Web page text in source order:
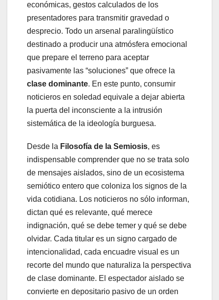
económicas, gestos calculados de los
presentadores para transmitir gravedad o
desprecio. Todo un arsenal paralingüístico
destinado a producir una atmósfera emocional
que prepare el terreno para aceptar
pasivamente las “soluciones” que ofrece la
clase dominante. En este punto, consumir
noticieros en soledad equivale a dejar abierta
la puerta del inconsciente a la intrusión
sistemática de la ideología burguesa.
Desde la Filosofía de la Semiosis, es
indispensable comprender que no se trata solo
de mensajes aislados, sino de un ecosistema
semiótico entero que coloniza los signos de la
vida cotidiana. Los noticieros no sólo informan,
dictan qué es relevante, qué merece
indignación, qué se debe temer y qué se debe
olvidar. Cada titular es un signo cargado de
intencionalidad, cada encuadre visual es un
recorte del mundo que naturaliza la perspectiva
de clase dominante. El espectador aislado se
convierte en depositario pasivo de un orden